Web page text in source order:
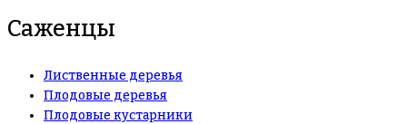
Саженцы
Лиственные деревья
Плодовые деревья
Плодовые кустарники